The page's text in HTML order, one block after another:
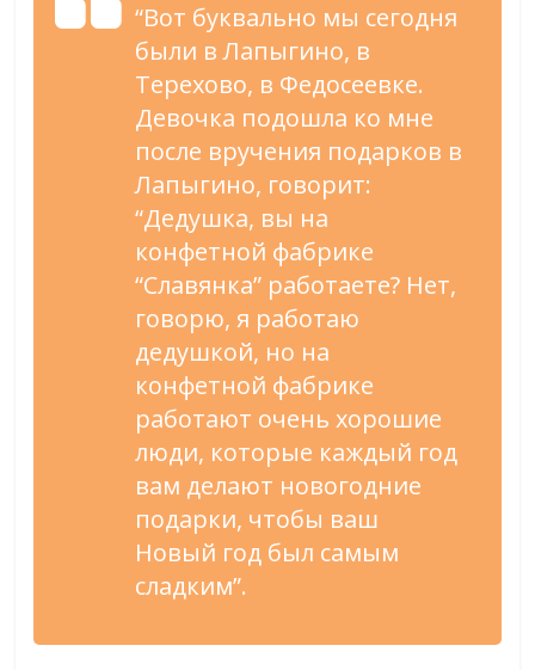
“Вот буквально мы сегодня
были в Лапыгино, в
Терехово, в Федосеевке.
Девочка подошла ко мне
после вручения подарков в
Лапыгино, говорит:
“Дедушка, вы на
конфетной фабрике
“Славянка” работаете? Нет,
говорю, я работаю
дедушкой, но на
конфетной фабрике
работают очень хорошие
люди, которые каждый год
вам делают новогодние
подарки, чтобы ваш
Новый год был самым
сладким”.